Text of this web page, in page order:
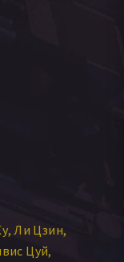
Ли Цзин
Цуй